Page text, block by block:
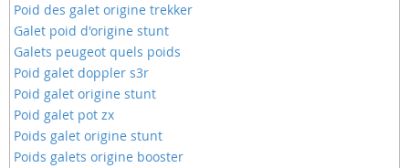
Poid des galet origine trekker
Galet poid d'origine stunt
Galets peugeot quels poids
Poid galet doppler s3r
Poid galet origine stunt
Poid galet pot zx
Poids galet origine stunt
Poids galets origine booster